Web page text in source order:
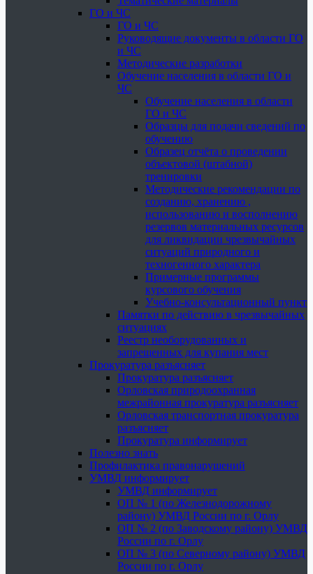
ГО и ЧС
ГО и ЧС
Руководящие документы в области ГО
и ЧС
Методические разработки
Обучение населения в области ГО и
ЧС
Обучение населения в области
ГО и ЧС
Образцы для подачи сведений по
обучению
Образец отчёта о проведении
объектовой (штабной)
тренировки
Методические рекомендации по
созданию, хранению ,
использованию и восполнению
резервов материальных ресурсов
для ликвидации чрезвычайных
ситуаций природного и
техногенного характера
Примерные программы
курсового обучения
Учебно-консультационный пункт
Памятки по действию в чрезвычайных
ситуациях
Реестр необорудованных и
запрещенных для купания мест
Прокуратура разъясняет
Прокуратура разъясняет
Орловская природоохранная
межрайонная прокуратура разъясняет
Орловская транспортная прокуратура
разъясняет
Прокуратура информирует
Полезно знать
Профилактика правонарушений
УМВД информирует
УМВД информирует
ОП № 1 (по Железнодорожному
району) УМВД России по г. Орлу
ОП № 2 (по Заводскому району) УМВД
России по г. Орлу
ОП № 3 (по Северному району) УМВД
России по г. Орлу